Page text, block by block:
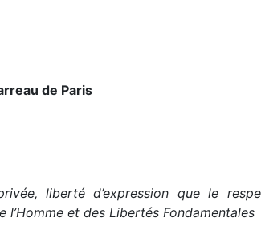
de Paris
liberté d’expression que le
et des Libertés Fondamentales